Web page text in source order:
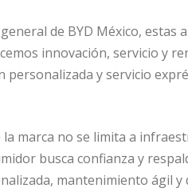
de BYD México, estas
innovación, servicio y
personalizada y servicio
marca no se limita a
busca confianza y
mantenimiento ágil